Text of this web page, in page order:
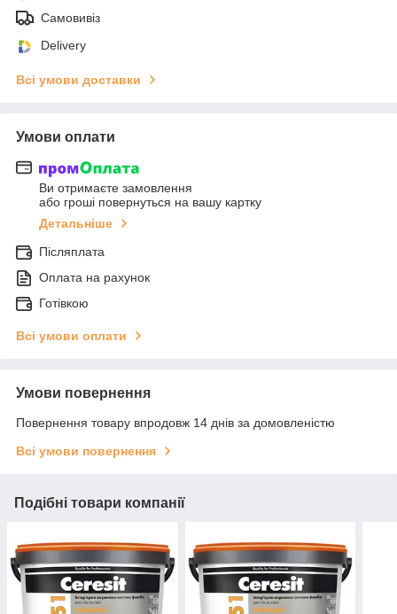
Самовивіз
Delivery
Всі умови доставки
Умови оплати
Ви отримаєте замовлення
або гроші повернуться на вашу картку
Детальніше
Післяплата
Оплата на рахунок
Готівкою
Всі умови оплати
Умови повернення
Повернення товару впродовж 14 днів за домовленістю
Всі умови повернення
Подібні товари компанії